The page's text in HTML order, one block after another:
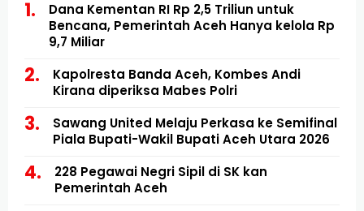
Dana Kementan RI Rp 2,5 Triliun untuk
Bencana, Pemerintah Aceh Hanya kelola Rp
9,7 Miliar
Kapolresta Banda Aceh, Kombes Andi
Kirana diperiksa Mabes Polri
Sawang United Melaju Perkasa ke Semifinal
Piala Bupati-Wakil Bupati Aceh Utara 2026
228 Pegawai Negri Sipil di SK kan
Pemerintah Aceh